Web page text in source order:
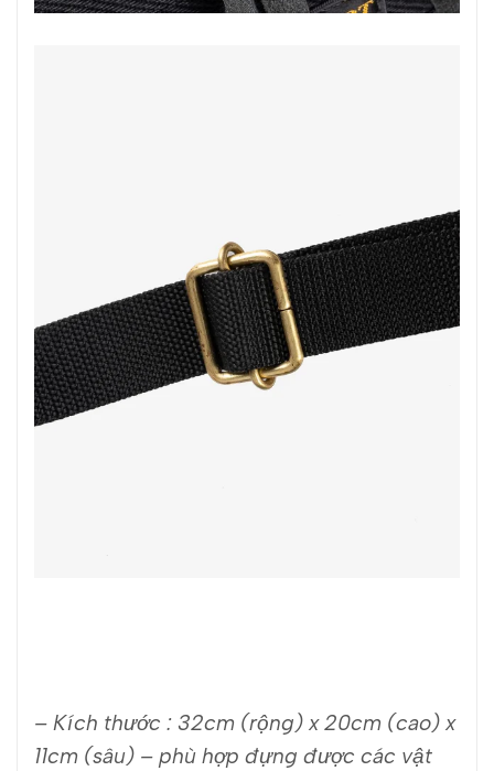
– Kích thước : 32cm (rộng) x 20cm (cao) x
11cm (sâu) – phù hợp đựng được các vật